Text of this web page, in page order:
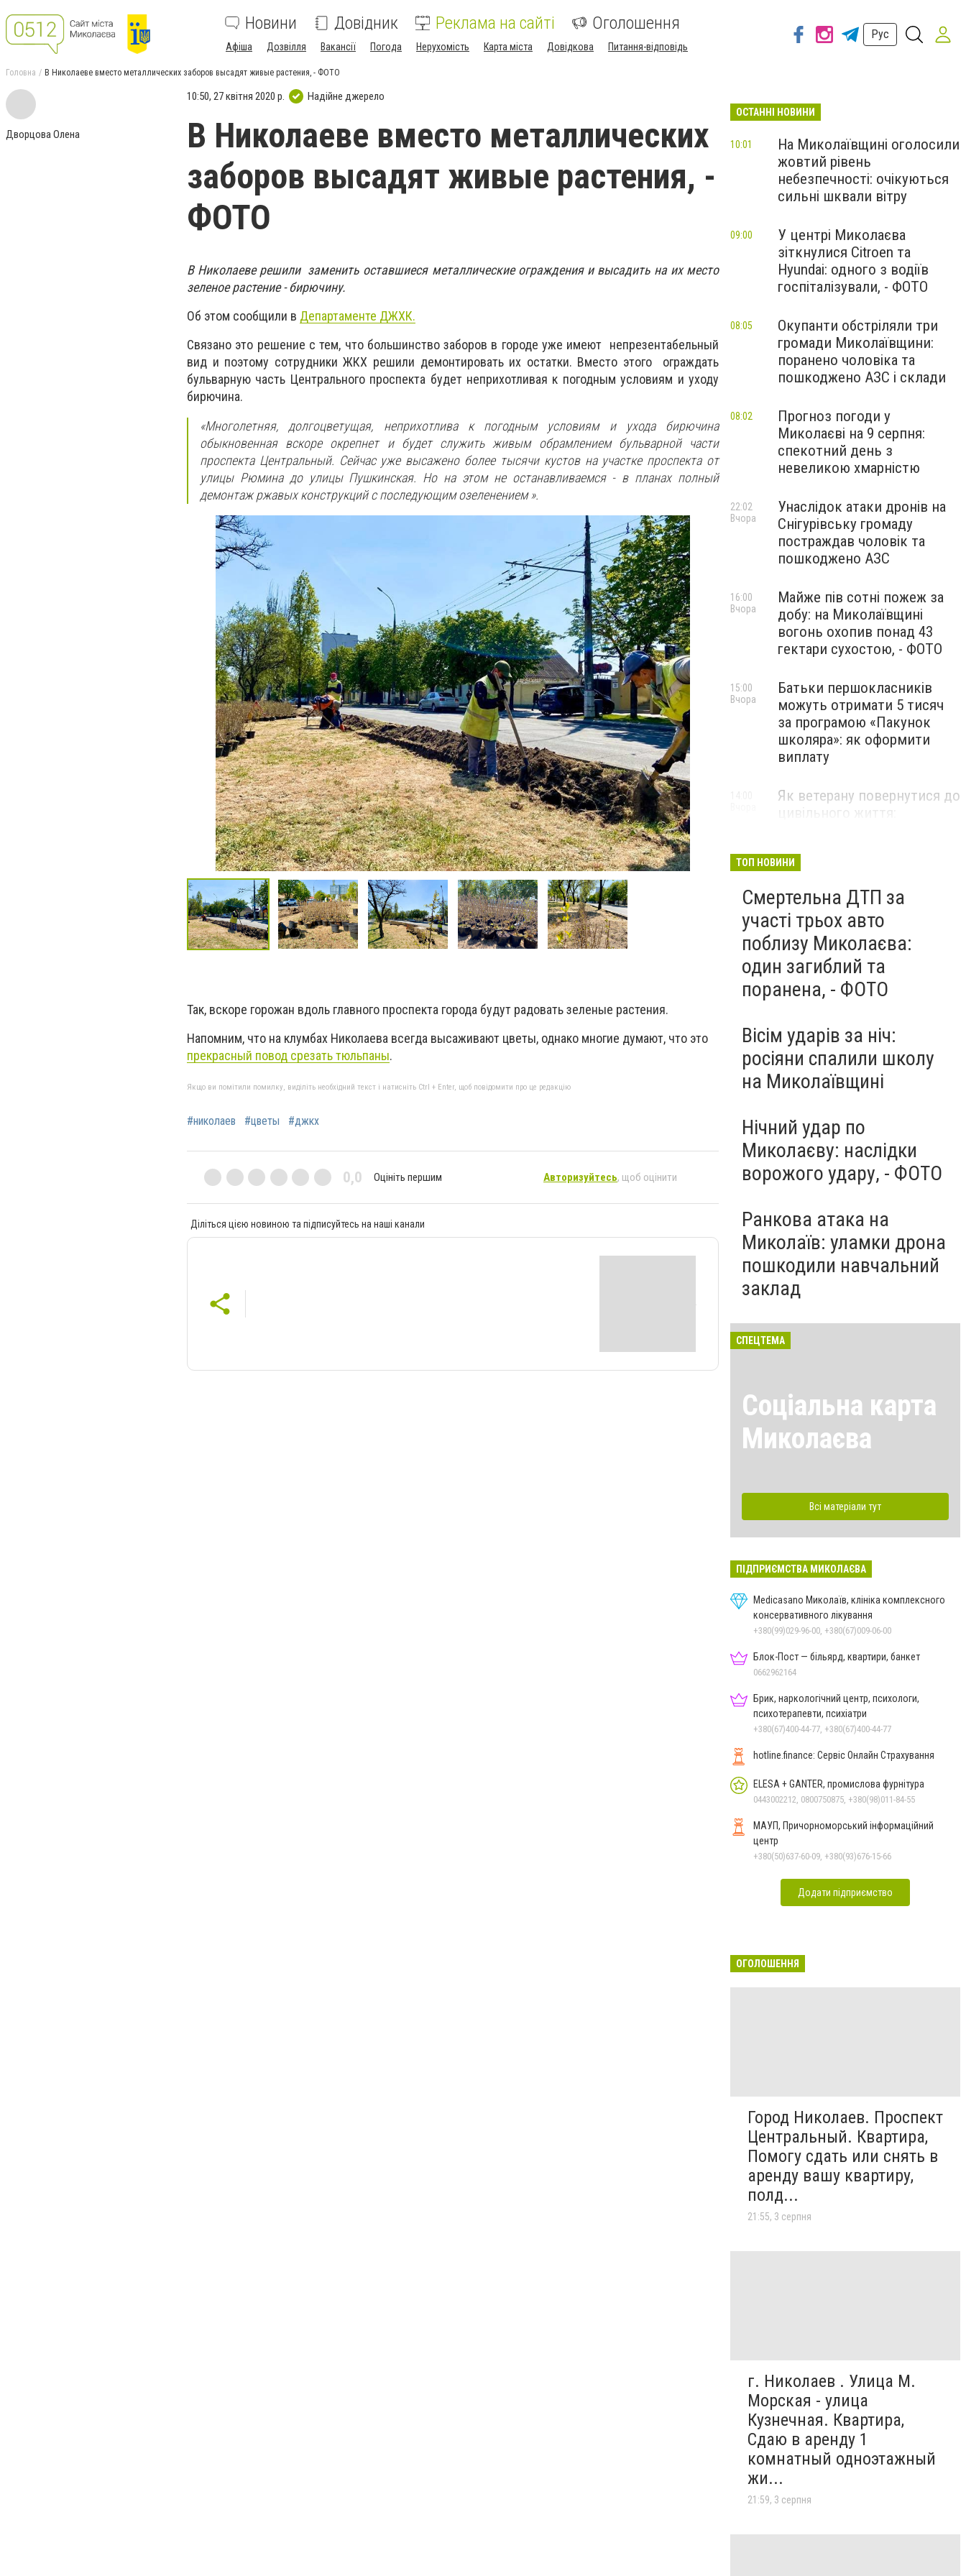
Новини Довідник Реклама на сайті Оголошення
Афіша Дозвілля Вакансії Погода Нерухомість Карта міста Довідкова Питання-відповідь
Рус
Головна В Николаеве вместо металлических заборов высадят живые растения, - ФОТО
Дворцова Олена
10:50, 27 квітня 2020 р. Надійне джерело
В Николаеве вместо металлических
заборов высадят живые растения, -
ФОТО
В Николаеве решили заменить оставшиеся металлические ограждения и высадить на их место
зеленое растение - бирючину.
Об этом сообщили в Департаменте ДЖХК.
Связано это решение с тем, что большинство заборов в городе уже имеют непрезентабельный
вид и поэтому сотрудники ЖКХ решили демонтировать их остатки. Вместо этого ограждать
бульварную часть Центрального проспекта будет неприхотливая к погодным условиям и уходу
бирючина.
«Многолетняя, долгоцветущая, неприхотлива к погодным условиям и ухода бирючина
обыкновенная вскоре окрепнет и будет служить живым обрамлением бульварной части
проспекта Центральный. Сейчас уже высажено более тысячи кустов на участке проспекта от
улицы Рюмина до улицы Пушкинская. Но на этом не останавливаемся - в планах полный
демонтаж ржавых конструкций с последующим озеленением ».
Так, вскоре горожан вдоль главного проспекта города будут радовать зеленые растения.
Напомним, что на клумбах Николаева всегда высаживают цветы, однако многие думают, что это
прекрасный повод срезать тюльпаны.
Якщо ви помітили помилку, виділіть необхідний текст і натисніть Ctrl + Enter, щоб повідомити про це редакцію
#николаев #цветы #джкх
0,0 Оцініть першим Авторизуйтесь, щоб оцінити
Діліться цією новиною та підписуйтесь на наші канали
ОСТАННІ НОВИНИ
На Миколаївщині оголосили
жовтий рівень
небезпечності: очікуються
сильні шквали вітру
10:01
У центрі Миколаєва
зіткнулися Citroen та
Hyundai: одного з водіїв
госпіталізували, - ФОТО
09:00
Окупанти обстріляли три
громади Миколаївщини:
поранено чоловіка та
пошкоджено АЗС і склади
08:05
Прогноз погоди у
Миколаєві на 9 серпня:
спекотний день з
невеликою хмарністю
08:02
Унаслідок атаки дронів на
Снігурівську громаду
постраждав чоловік та
пошкоджено АЗС
22:02
Вчора
Майже пів сотні пожеж за
добу: на Миколаївщині
вогонь охопив понад 43
гектари сухостою, - ФОТО
16:00
Вчора
Батьки першокласників
можуть отримати 5 тисяч
за програмою «Пакунок
школяра»: як оформити
виплату
15:00
Вчора
Як ветерану повернутися до
ТОП НОВИНИ
Смертельна ДТП за
участі трьох авто
поблизу Миколаєва:
один загиблий та
поранена, - ФОТО
Вісім ударів за ніч:
росіяни спалили школу
на Миколаївщині
Нічний удар по
Миколаєву: наслідки
ворожого удару, - ФОТО
Ранкова атака на
Миколаїв: уламки дрона
пошкодили навчальний
заклад
СПЕЦТЕМА
Соціальна карта
Миколаєва
Всі матеріали тут
ПІДПРИЄМСТВА МИКОЛАЄВА
Medicasano Миколаїв, клініка комплексного
консервативного лікування
+380(99)029-96-00, +380(67)009-06-00
Блок-Пост — більярд, квартири, банкет
0662962164
Брик, наркологічний центр, психологи,
психотерапевти, психіатри
+380(67)400-44-77, +380(67)400-44-77
hotline.finance: Сервіс Онлайн Страхування
ELESA + GANTER, промислова фурнітура
0443002212, 0800750875, +380(98)011-84-55
МАУП, Причорноморський інформаційний
центр
+380(50)637-60-09, +380(93)676-15-66
Додати підприємство
ОГОЛОШЕННЯ
Город Николаев. Проспект
Центральный. Квартира,
Помогу сдать или снять в
аренду вашу квартиру,
полд...
21:55, 3 серпня
г. Николаев . Улица М.
Морская - улица
Кузнечная. Квартира,
Сдаю в аренду 1
комнатный одноэтажный
жи...
21:59, 3 серпня